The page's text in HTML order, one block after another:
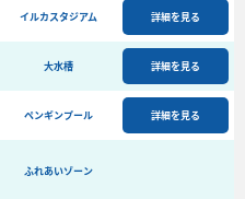
フード&ショップ
よくある質問
アクセス＆周辺情報
イルカスタジアム 詳細を見る
大水槽 詳細を見る
ペンギンプール 詳細を見る
ふれあいゾーン